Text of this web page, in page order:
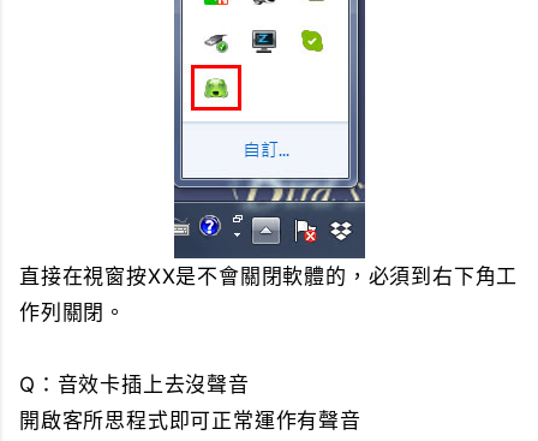
直接在視窗按XX是不會關閉軟體的，必須到右下角工
作列關閉。
Q：音效卡插上去沒聲音
開啟客所思程式即可正常運作有聲音